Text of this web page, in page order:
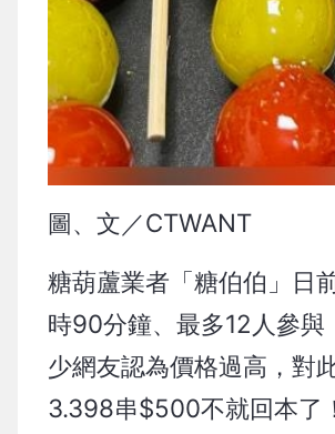
圖、文／CTWANT
糖葫蘆業者「糖伯伯」日
時90分鐘、最多12人參
少網友認為價格過高，對
3.398串$500不就回本了